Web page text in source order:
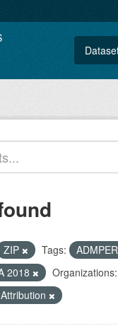
ZIP Tags: ADMPER
2018 Organizations: